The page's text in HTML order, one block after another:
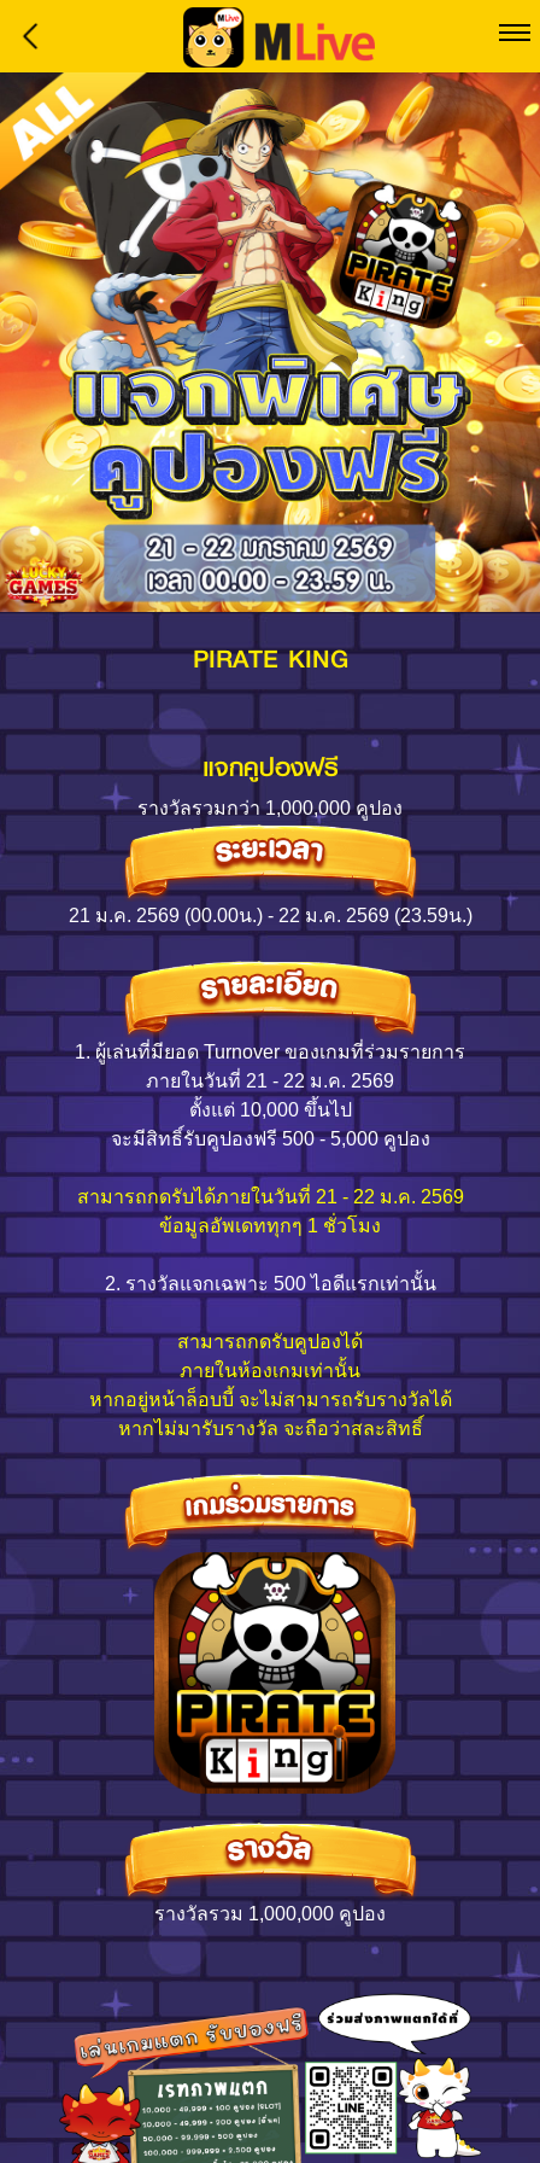
Home
Event
LuckyGame
WinwinCoin
Debit
Mdoll
Help
Support
Language
Log in
PIRATE KING
แจกคูปองฟรี
รางวัลรวมกว่า 1,000,000 คูปอง
21 ม.ค. 2569 (00.00น.) - 22 ม.ค. 2569 (23.59น.)
1. ผู้เล่นที่มียอด Turnover ของเกมที่ร่วมรายการ
ภายในวันที่ 21 - 22 ม.ค. 2569
ตั้งแต่ 10,000 ขึ้นไป
จะมีสิทธิ์รับคูปองฟรี 500 - 5,000 คูปอง
สามารถกดรับได้ภายในวันที่ 21 - 22 ม.ค. 2569
ข้อมูลอัพเดททุกๆ 1 ชั่วโมง
2. รางวัลแจกเฉพาะ 500 ไอดีแรกเท่านั้น
สามารถกดรับคูปองได้
ภายในห้องเกมเท่านั้น
หากอยู่หน้าล็อบบี้ จะไม่สามารถรับรางวัลได้
หากไม่มารับรางวัล จะถือว่าสละสิทธิ์
รางวัลรวม 1,000,000 คูปอง